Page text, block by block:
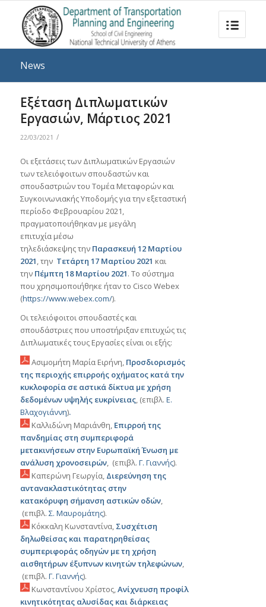
News
Εξέταση Διπλωματικών
Εργασιών, Μάρτιος 2021
22/03/2021 /
Oι εξετάσεις των Διπλωματικών Εργασιών
των τελειόφοιτων σπουδαστών και
σπουδαστριών του Τομέα Μεταφορών και
Συγκοινωνιακής Υποδομής για την εξεταστική
περίοδο Φεβρουαρίου 2021,
πραγματοποιήθηκαν με μεγάλη
επιτυχία μέσω
τηλεδιάσκεψης την Παρασκευή 12 Μαρτίου
2021, την Τετάρτη 17 Μαρτίου 2021 και
την Πέμπτη 18 Μαρτίου 2021. Το σύστημα
που χρησιμοποιήθηκε ήταν το Cisco Webex
(https://www.webex.com/).
Οι τελειόφοιτοι σπουδαστές και
σπουδάστριες που υποστήριξαν επιτυχώς τις
Διπλωματικές τους Εργασίες είναι οι εξής:
Ασιμομήτη Μαρία Ειρήνη, Προσδιορισμός
της περιοχής επιρροής οχήματος κατά την
κυκλοφορία σε αστικά δίκτυα με χρήση
δεδομένων υψηλής ευκρίνειας, (επιβλ. Ε.
Βλαχογιάννη).
Καλλιδώνη Μαριάνθη, Επιρροή της
πανδημίας στη συμπεριφορά
μετακινήσεων στην Ευρωπαϊκή Ένωση με
ανάλυση χρονοσειρών, (επιβλ. Γ. Γιαννής).
Καπερώνη Γεωργία, Διερεύνηση της
αντανακλαστικότητας στην
κατακόρυφη σήμανση αστικών οδών,
(επιβλ. Σ. Μαυρομάτης).
Κόκκαλη Κωνσταντίνα, Συσχέτιση
δηλωθείσας και παρατηρηθείσας
συμπεριφοράς οδηγών με τη χρήση
αισθητήρων έξυπνων κινητών τηλεφώνων,
(επιβλ. Γ. Γιαννής).
Κωνσταντίνου Χρίστος,Ανίχνευση προφίλ
κινητικότητας αλυσίδας και διάρκειας